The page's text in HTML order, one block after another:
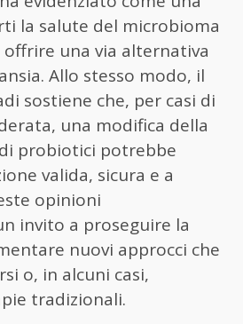
la salute del microbioma
una via alternativa
Allo stesso modo, il
sostiene che, per casi di
una modifica della
probiotici potrebbe
valida, sicura e a
opinioni
invito a proseguire la
nuovi approcci che
o, in alcuni casi,
tradizionali.